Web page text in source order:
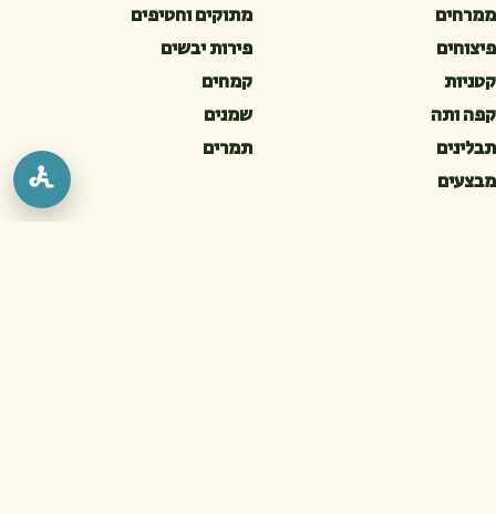
ממרחים
מתוקים וחטיפים
פיצוחים
פירות יבשים
קטניות
קמחים
קפה ותה
שמנים
תבלינים
תמרים
מבצעים